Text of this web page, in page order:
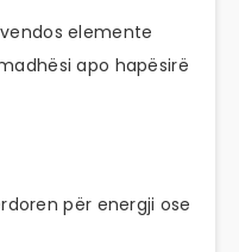
elemente
apo hapësirë
për energji ose